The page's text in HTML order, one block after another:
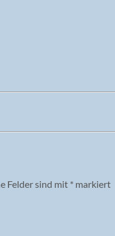
Felder sind mit * markiert